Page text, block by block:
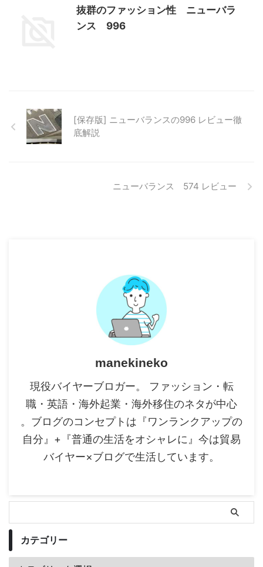
抜群のファッション性 ニューバラ
ンス 996
[保存版] ニューバランスの996 レビュー徹
底解説
ニューバランス 574 レビュー
manekineko
現役バイヤーブロガー。 ファッション・転
職・英語・海外起業・海外移住のネタが中心
。ブログのコンセプトは『ワンランクアップの
自分』+『普通の生活をオシャレに』今は貿易
バイヤー×ブログで生活しています。
カテゴリー